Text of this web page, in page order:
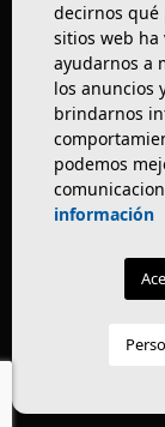
Cartera
Inmo Olaya
Venta de
Comprar
Negocios en
Vender Hotel
decirnos qué
sitios web ha
ayudarnos a
los anuncios
brindarnos
podemos
información